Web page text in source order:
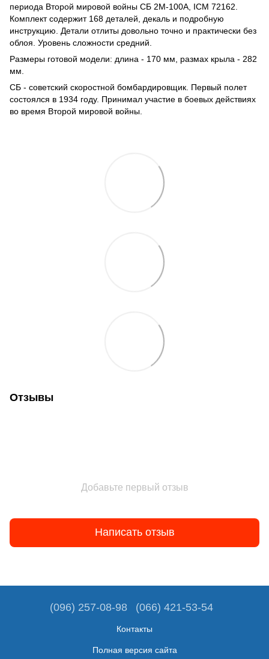
периода Второй мировой войны СБ 2М-100А, ICM 72162.
Комплект содержит 168 деталей, декаль и подробную
инструкцию. Детали отлиты довольно точно и практически без
облоя. Уровень сложности средний.
Размеры готовой модели: длина - 170 мм, размах крыла - 282
мм.
СБ - советский скоростной бомбардировщик. Первый полет
состоялся в 1934 году. Принимал участие в боевых действиях
во время Второй мировой войны.
Отзывы
Добавьте первый отзыв
Написать отзыв
(096) 257-08-98 (066) 421-53-54
Контакты
Полная версия сайта